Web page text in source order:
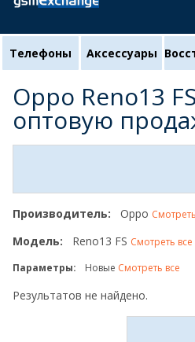
Телефоны Аксессуары
Oppo Reno13
оптовую
Производитель: Oppo
Модель: Reno13 FS Смотреть все
Параметры:
Новые Смотреть все
Результатов не найдено.